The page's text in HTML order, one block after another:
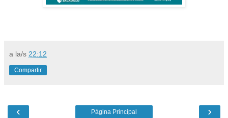
a la/s 22:12
Compartir
‹ ›
Página Principal